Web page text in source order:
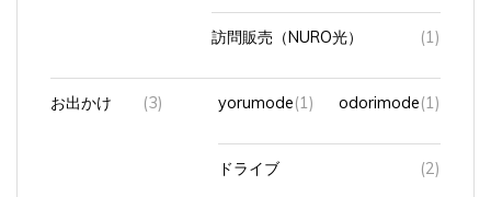
訪問販売（NURO光） (1)
お出かけ (3) yorumode(1) odorimode(1)
ドライブ (2)